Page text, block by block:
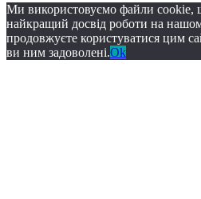
Ми використовуємо файли cookie,
найкращий досвід роботи на
продовжуєте користуватися цим
ви ним задоволені.Ok